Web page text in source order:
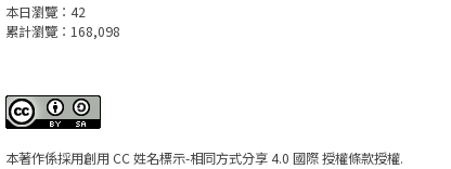
本日瀏覽：42
累計瀏覽：168,098
本著作係採用創用 CC 姓名標示-相同方式分享 4.0 國際 授權條款授權.